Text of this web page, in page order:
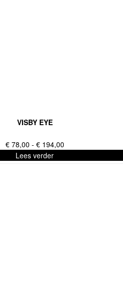
VISBY EYE
€78,00 - €194,00Prijsklasse:
Lees verder